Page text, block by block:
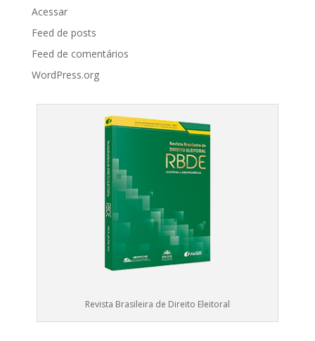
Acessar
Feed de posts
Feed de comentários
WordPress.org
Revista Brasileira de Direito Eleitoral